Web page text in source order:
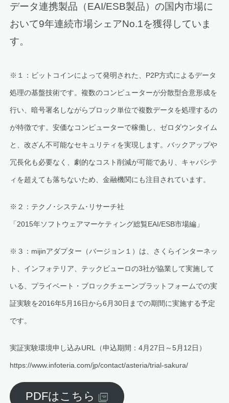
データ連携製品（EAI/ESB製品）の国内市場に
おいて9年連続市場シェアNo.1を獲得していま
す。
※１：ビットコインによって発明された、P2P方式によるデータ
処理の基盤技術です。複数のコンピューターが分散型合意形成を
行い、暗号署名しながらブロック単位で複数データを処理するの
が特徴です。安価なコンピューターで稼働し、ゼロダウンタイム
と、改ざん不可能なセキュリティを実現します。バックアップや
冗長化も必要なく、劇的なコスト削減が可能であり、キャパシテ
ィを超えても落ちないため、金融機関にも注目されています。
※２：テクノ･システム･リサーチ社
「2015年ソフトウェアマーケティング総覧EAI/ESB市場編」
※３：mijinアダプター（バージョン１）は、さくらインターネッ
ト、インフォテリア、テックビューロの3社が協業して実施して
いる、プライベート・ブロックチェーンプラットフォームでの実
証実験を2016年5月16日から6月30日までの期間に実施する予定
です。
実証実験環境申し込みURL（申込期間：4月27日～5月12日）
https://www.infoteria.com/jp/contact/asteria/trial-sakura/
PDFはこちら